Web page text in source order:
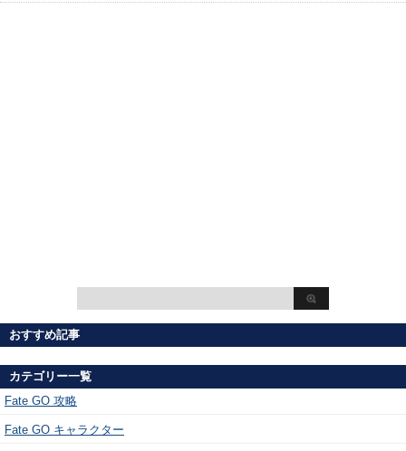
おすすめ記事
カテゴリー一覧
Fate GO 攻略
Fate GO キャラクター